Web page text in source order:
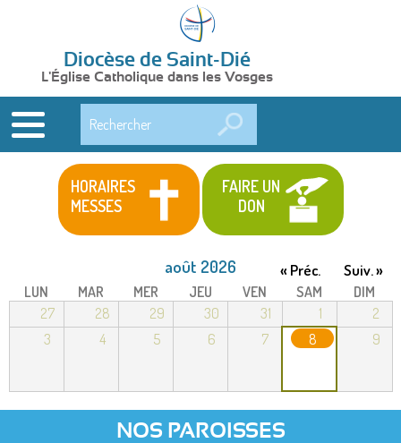
Diocèse de Saint-Dié
L'Église Catholique dans les Vosges
HORAIRES
MESSES
FAIRE UN
DON
août 2026 « Préc. Suiv. »
LUN MAR MER JEU VEN SAM
DIM
27
28 29 30 31 1
2
3
4 5 6 7 8 9
NOS PAROISSES